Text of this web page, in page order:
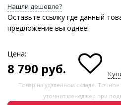
Нашли дешевле?
Оставьте ссылку где данный
предложение выгоднее!
Цена:
8 790 руб.
Товар на удаленном складе.
уточнит менеджер при